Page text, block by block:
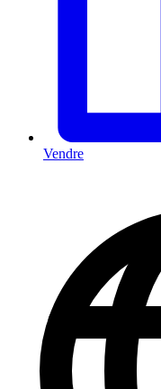
Vendre